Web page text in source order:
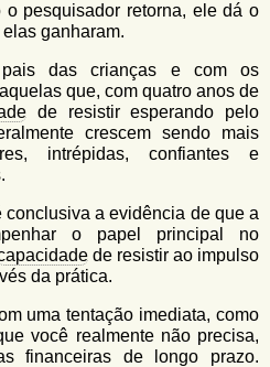
o pesquisador retorna, ele dá o
ganharam.
das crianças e com os
que, com quatro anos de
de resistir esperando pelo
crescem sendo mais
intrépidas, confiantes e
conclusiva a evidência de que a
o papel principal no
de resistir ao impulso
da prática.
uma tentação imediata, como
você realmente não precisa,
financeiras de longo prazo.